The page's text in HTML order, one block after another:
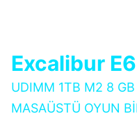
Excalibur
UDIMM 1TB M2 8
MASAÜSTÜ OYUN